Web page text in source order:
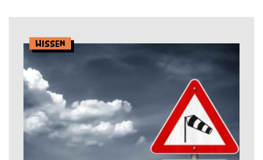
Wissen